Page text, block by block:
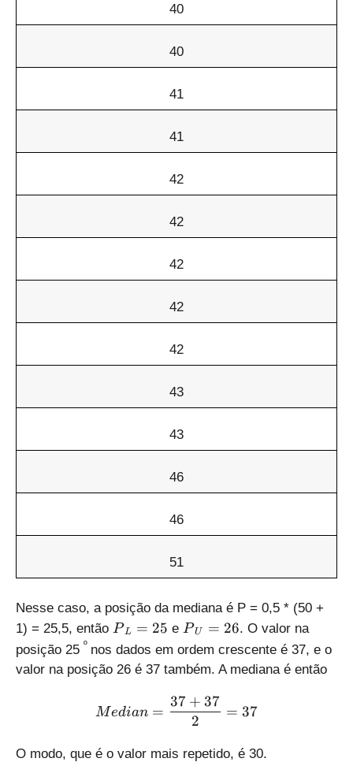
40
40
41
41
42
42
42
42
42
43
43
46
46
51
Nesse caso, a posição da mediana é P = 0,5 * (50 +
1) = 25,5, então {
{
P
}
{
}
P L = 25 e {
{
P
}
_
{
U
}
P U = 26. O valor na
posição 25 º nos dados em ordem crescente é 37, e o
valor na posição 26 é 37 também. A mediana é então
Median =
2
37 + 37
= 37
O modo, que é o valor mais repetido, é 30.